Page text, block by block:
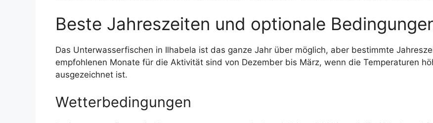
Beste Jahreszeiten und optionale
Das Unterwasserfischen in Ilhabela ist das ganze Jahr über möglich, aber bestimmte
empfohlenen Monate für die Aktivität sind von Dezember bis März, wenn die Temperaturen
ausgezeichnet ist.
Wetterbedingungen